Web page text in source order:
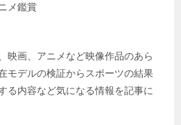
メ鑑賞
映画、アニメなど映像作品のあら
モデルの検証からスポーツの結果
る内容など気になる情報を記事に